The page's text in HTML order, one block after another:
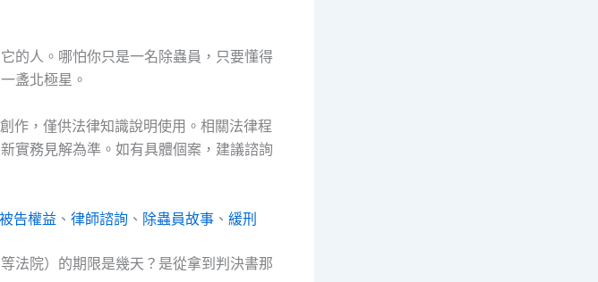
的人。哪怕你只是一名除蟲員，只要懂得
盞北極星。
作，僅供法律知識說明使用。相關法律程
實務見解為準。如有具體個案，建議諮詢
被告權益 、 律師諮詢 、 除蟲員故事 、 緩刑
法院）的期限是幾天？是從拿到判決書那